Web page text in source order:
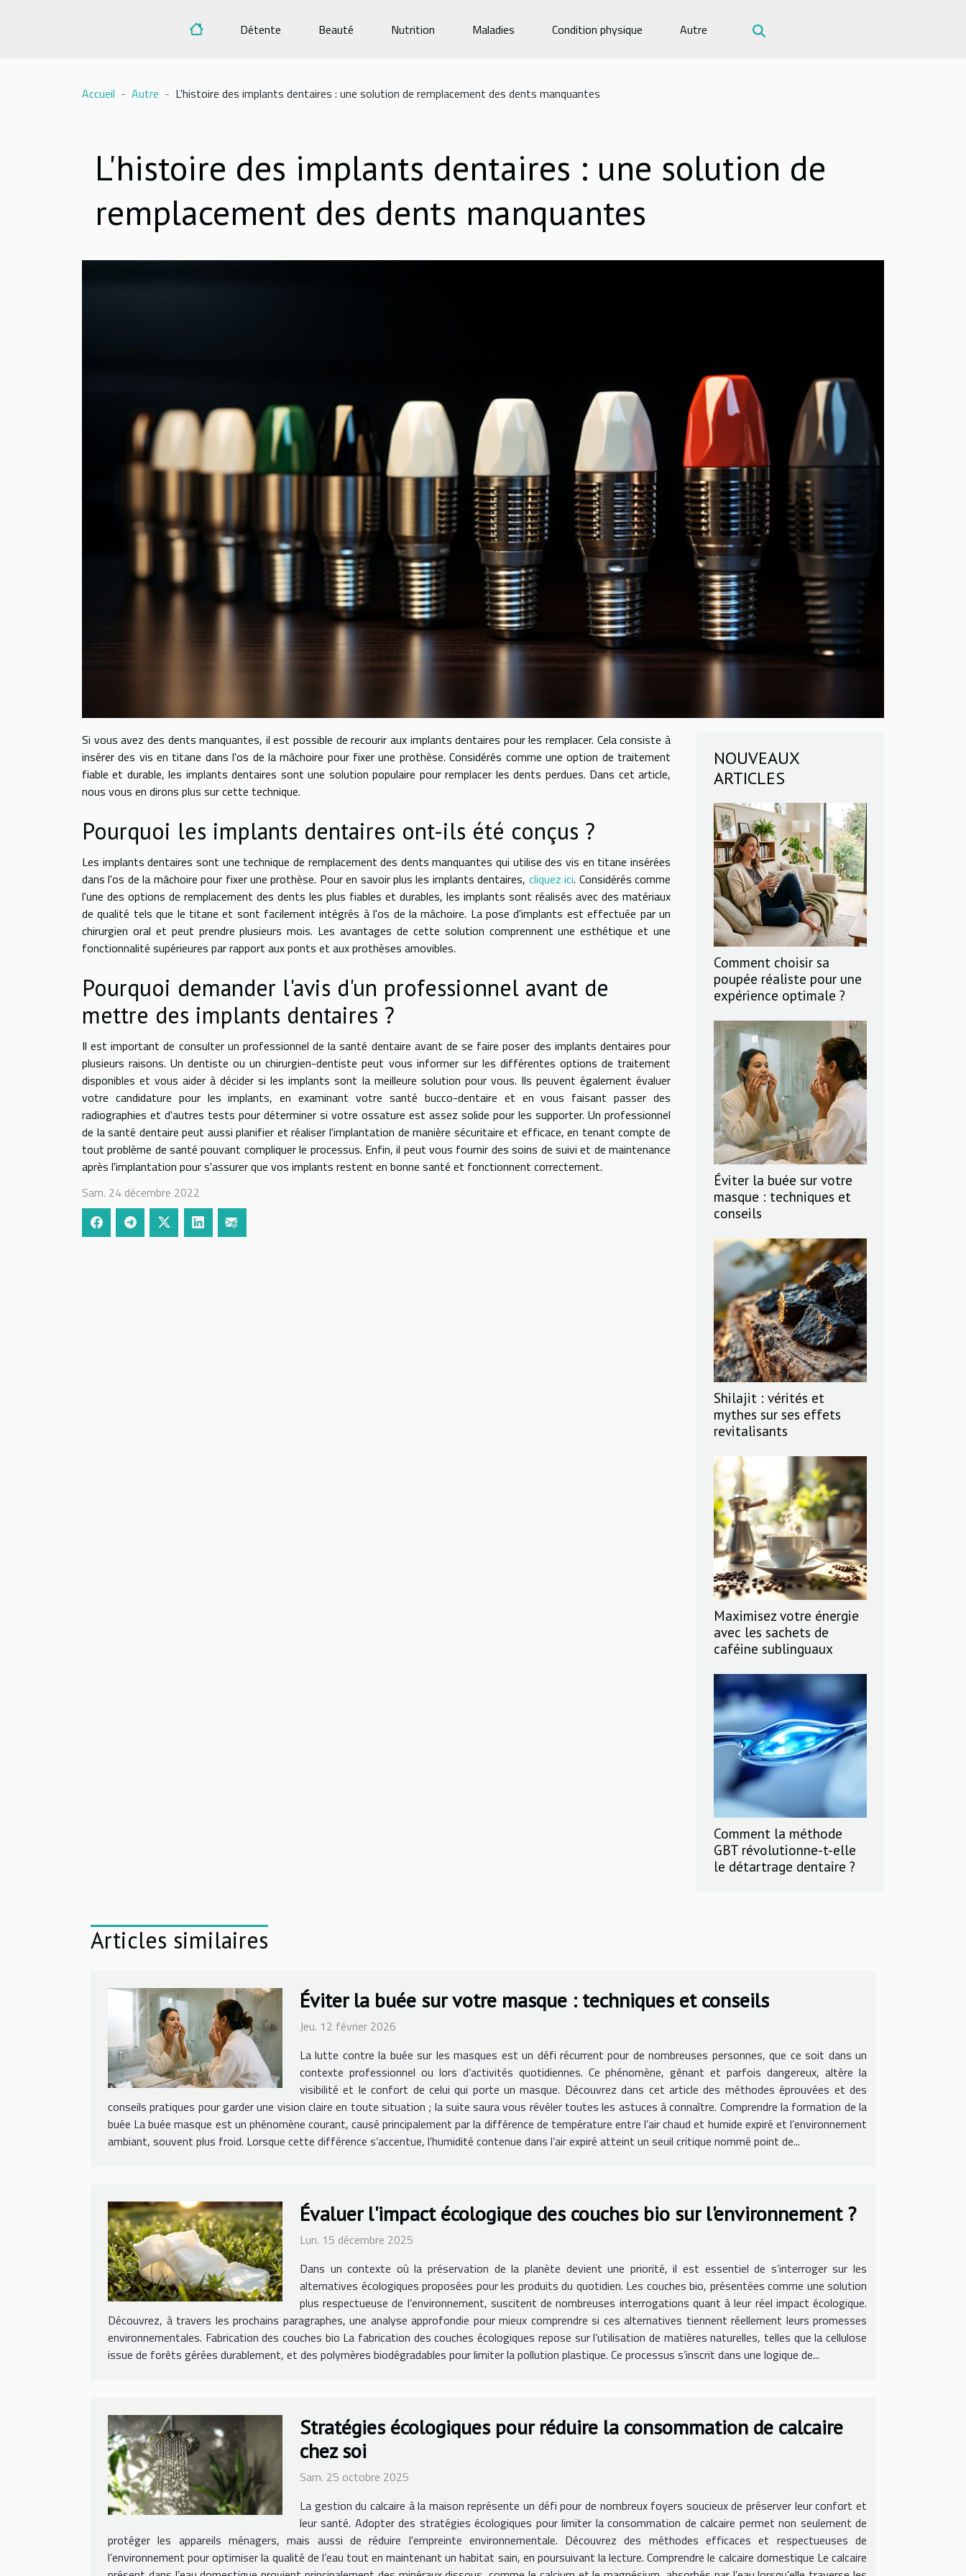
Détente Beauté Nutrition Maladies Condition physique Autre
Accueil Autre L'histoire des implants dentaires : une solution de remplacement des dents manquantes
L'histoire des implants dentaires : une solution de
remplacement des dents manquantes
Si vous avez des dents manquantes, il est possible de recourir aux implants dentaires pour les remplacer. Cela consiste à
insérer des vis en titane dans l'os de la mâchoire pour fixer une prothèse. Considérés comme une option de traitement
fiable et durable, les implants dentaires sont une solution populaire pour remplacer les dents perdues. Dans cet article,
nous vous en dirons plus sur cette technique.
Pourquoi les implants dentaires ont-ils été conçus ?
Les implants dentaires sont une technique de remplacement des dents manquantes qui utilise des vis en titane insérées
dans l'os de la mâchoire pour fixer une prothèse. Pour en savoir plus les implants dentaires, cliquez ici. Considérés comme
l'une des options de remplacement des dents les plus fiables et durables, les implants sont réalisés avec des matériaux
de qualité tels que le titane et sont facilement intégrés à l'os de la mâchoire. La pose d'implants est effectuée par un
chirurgien oral et peut prendre plusieurs mois. Les avantages de cette solution comprennent une esthétique et une
fonctionnalité supérieures par rapport aux ponts et aux prothèses amovibles.
Pourquoi demander l'avis d'un professionnel avant de
mettre des implants dentaires ?
Il est important de consulter un professionnel de la santé dentaire avant de se faire poser des implants dentaires pour
plusieurs raisons. Un dentiste ou un chirurgien-dentiste peut vous informer sur les différentes options de traitement
disponibles et vous aider à décider si les implants sont la meilleure solution pour vous. Ils peuvent également évaluer
votre candidature pour les implants, en examinant votre santé bucco-dentaire et en vous faisant passer des
radiographies et d'autres tests pour déterminer si votre ossature est assez solide pour les supporter. Un professionnel
de la santé dentaire peut aussi planifier et réaliser l'implantation de manière sécuritaire et efficace, en tenant compte de
tout problème de santé pouvant compliquer le processus. Enfin, il peut vous fournir des soins de suivi et de maintenance
après l'implantation pour s'assurer que vos implants restent en bonne santé et fonctionnent correctement.
Sam. 24 décembre 2022
NOUVEAUX
ARTICLES
Comment choisir sa
poupée réaliste pour une
expérience optimale ?
Éviter la buée sur votre
masque : techniques et
conseils
Shilajit : vérités et
mythes sur ses effets
revitalisants
Maximisez votre énergie
avec les sachets de
caféine sublinguaux
Comment la méthode
GBT révolutionne-t-elle
le détartrage dentaire ?
Articles similaires
Éviter la buée sur votre masque : techniques et conseils
Jeu. 12 février 2026
La lutte contre la buée sur les masques est un défi récurrent pour de nombreuses personnes, que ce soit dans un
contexte professionnel ou lors d’activités quotidiennes. Ce phénomène, gênant et parfois dangereux, altère la
visibilité et le confort de celui qui porte un masque. Découvrez dans cet article des méthodes éprouvées et des
conseils pratiques pour garder une vision claire en toute situation ; la suite saura vous révéler toutes les astuces à connaître. Comprendre la formation de la
buée La buée masque est un phénomène courant, causé principalement par la différence de température entre l’air chaud et humide expiré et l’environnement
ambiant, souvent plus froid. Lorsque cette différence s’accentue, l’humidité contenue dans l’air expiré atteint un seuil critique nommé point de...
Évaluer l'impact écologique des couches bio sur l'environnement ?
Lun. 15 décembre 2025
Dans un contexte où la préservation de la planète devient une priorité, il est essentiel de s’interroger sur les
alternatives écologiques proposées pour les produits du quotidien. Les couches bio, présentées comme une solution
plus respectueuse de l’environnement, suscitent de nombreuses interrogations quant à leur réel impact écologique.
Découvrez, à travers les prochains paragraphes, une analyse approfondie pour mieux comprendre si ces alternatives tiennent réellement leurs promesses
environnementales. Fabrication des couches bio La fabrication des couches écologiques repose sur l’utilisation de matières naturelles, telles que la cellulose
issue de forêts gérées durablement, et des polymères biodégradables pour limiter la pollution plastique. Ce processus s’inscrit dans une logique de...
Stratégies écologiques pour réduire la consommation de calcaire
chez soi
Sam. 25 octobre 2025
La gestion du calcaire à la maison représente un défi pour de nombreux foyers soucieux de préserver leur confort et
leur santé. Adopter des stratégies écologiques pour limiter la consommation de calcaire permet non seulement de
protéger les appareils ménagers, mais aussi de réduire l'empreinte environnementale. Découvrez des méthodes efficaces et respectueuses de
l’environnement pour optimiser la qualité de l’eau tout en maintenant un habitat sain, en poursuivant la lecture. Comprendre le calcaire domestique Le calcaire